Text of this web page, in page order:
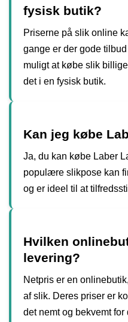
fysisk butik?
Priserne på slik online
gange er der gode
muligt at købe slik
det i en fysisk butik.
Kan jeg købe
Ja, du kan købe Laber
populære slikpose kan
og er ideel til at
Hvilken
levering?
Netpris er en
af slik. Deres priser er
det nemt og bekvemt